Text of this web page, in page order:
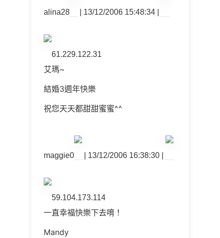
alina28 | 13/12/2006 15:48:34 |
61.229.122.31
艾瑪~
結婚3週年快樂
祝您天天都甜甜蜜蜜^^
maggie0 | 13/12/2006 16:38:30 |
59.104.173.114
一直幸福快樂下去唷！
Mandy